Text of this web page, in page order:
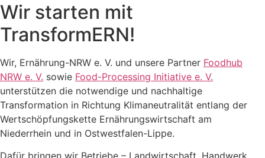
Wir starten mit
TransformERN!
Wir, Ernährung-NRW e. V. und unsere Partner Foodhub
NRW e. V. sowie Food-Processing Initiative e. V.
unterstützen die notwendige und nachhaltige
Transformation in Richtung Klimaneutralität entlang der
Wertschöpfungskette Ernährungswirtschaft am
Niederrhein und in Ostwestfalen-Lippe.